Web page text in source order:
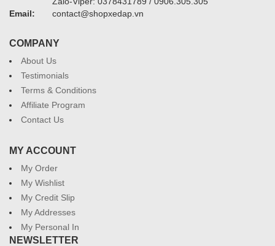
Email:
contact@shopxedap.vn
COMPANY
About Us
Testimonials
Terms & Conditions
Affiliate Program
Contact Us
MY ACCOUNT
My Order
My Wishlist
My Credit Slip
My Addresses
My Personal In
NEWSLETTER